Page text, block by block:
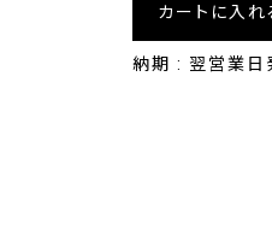
カートに入
納期 : 翌営業日